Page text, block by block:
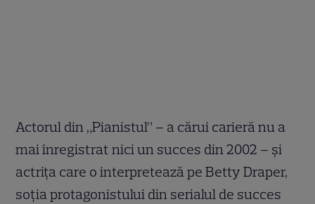
Actorul din „Pianistul” – a cărui carieră nu a
mai înregistrat nici un succes din 2002 – şi
actriţa care o interpretează pe Betty Draper,
soţia protagonistului din serialul de succes